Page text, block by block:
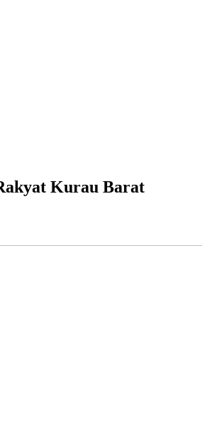
Kurau Barat